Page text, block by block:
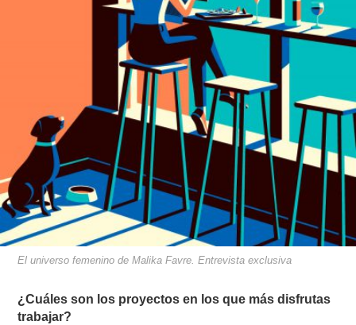
El universo femenino de Malika Favre. Entrevista exclusiva
¿Cuáles son los proyectos en los que más disfrutas
trabajar?